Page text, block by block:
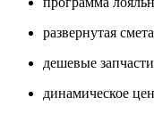
развернутая
дешевые
динамическое